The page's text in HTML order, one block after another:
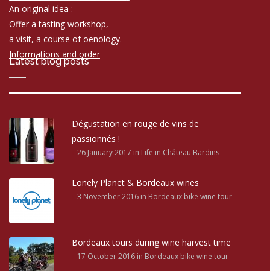
An original idea :
Offer a tasting workshop,
a visit, a course of oenology.
Informations and order
Latest blog posts
Dégustation en rouge de vins de
passionnés !
26 January 2017 in Life in Château Bardins
Lonely Planet & Bordeaux wines
3 November 2016in Bordeaux bike wine tour
Bordeaux tours during wine harvest time
17 October 2016in Bordeaux bike wine tour